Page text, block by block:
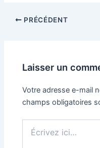
PRÉCÉDENT
Laisser un
Votre adresse e-mail
champs obligatoires
ici…